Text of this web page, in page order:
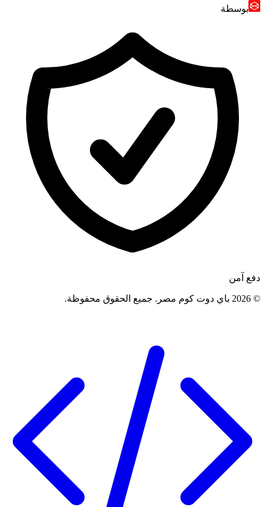
بوسطة
دفع آمن
©
2026 باي دوت كوم مصر . جميع الحقوق محفوظة.